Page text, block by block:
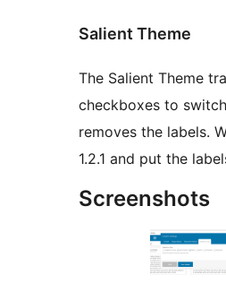
Salient Theme
The Salient Theme
checkboxes to
removes the labels.
1.2.1 and put the
Screenshots